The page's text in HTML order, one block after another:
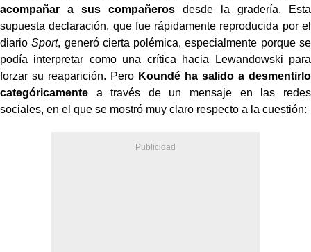
acompañar a sus compañerosdesde la gradería. Esta
supuesta declaración, que fue rápidamente reproducida por el
diarioSport, generó cierta polémica, especialmente porque se
podía interpretar como una crítica hacia Lewandowski para
forzar su reaparición. Pero Koundé ha salido a desmentirlo
categóricamente a través de un mensaje en las redes
sociales, en el que se mostró muy claro respecto a la cuestión: